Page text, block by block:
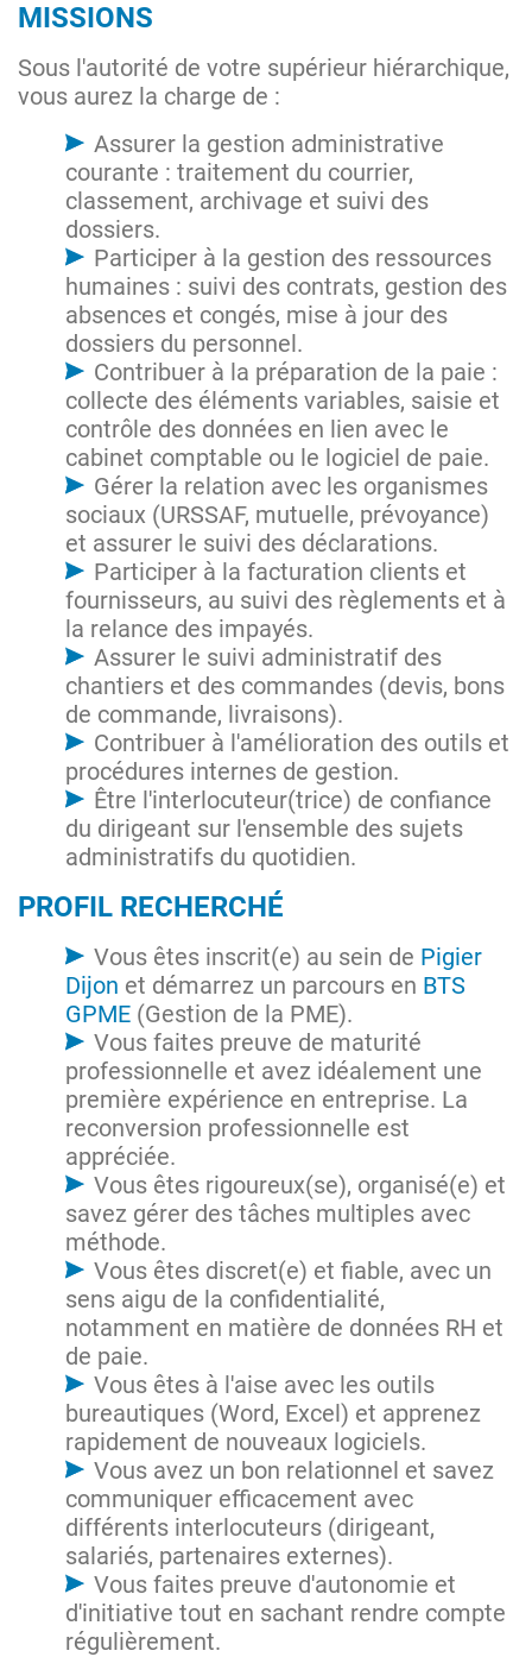
MISSIONS
Sous l'autorité de votre supérieur hiérarchique,
vous aurez la charge de :
Assurer la gestion administrative
courante : traitement du courrier,
classement, archivage et suivi des
dossiers.
Participer à la gestion des ressources
humaines : suivi des contrats, gestion des
absences et congés, mise à jour des
dossiers du personnel.
Contribuer à la préparation de la paie :
collecte des éléments variables, saisie et
contrôle des données en lien avec le
cabinet comptable ou le logiciel de paie.
Gérer la relation avec les organismes
sociaux (URSSAF, mutuelle, prévoyance)
et assurer le suivi des déclarations.
Participer à la facturation clients et
fournisseurs, au suivi des règlements et à
la relance des impayés.
Assurer le suivi administratif des
chantiers et des commandes (devis, bons
de commande, livraisons).
Contribuer à l'amélioration des outils et
procédures internes de gestion.
Être l'interlocuteur(trice) de confiance
du dirigeant sur l'ensemble des sujets
administratifs du quotidien.
PROFIL RECHERCHÉ
Vous êtes inscrit(e) au sein de Pigier
Dijon et démarrez un parcours en BTS
GPME (Gestion de la PME).
Vous faites preuve de maturité
professionnelle et avez idéalement une
première expérience en entreprise. La
reconversion professionnelle est
appréciée.
Vous êtes rigoureux(se), organisé(e) et
savez gérer des tâches multiples avec
méthode.
Vous êtes discret(e) et fiable, avec un
sens aigu de la confidentialité,
notamment en matière de données RH et
de paie.
Vous êtes à l'aise avec les outils
bureautiques (Word, Excel) et apprenez
rapidement de nouveaux logiciels.
Vous avez un bon relationnel et savez
communiquer efficacement avec
différents interlocuteurs (dirigeant,
salariés, partenaires externes).
Vous faites preuve d'autonomie et
d'initiative tout en sachant rendre compte
régulièrement.